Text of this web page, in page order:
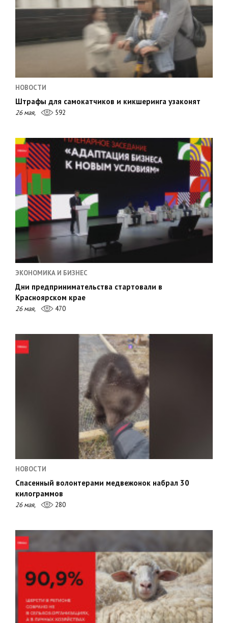
НОВОСТИ
Штрафы для самокатчиков и кикшеринга узаконят
26 мая, 592
ЭКОНОМИКА И БИЗНЕС
Дни предпринимательства стартовали в
Красноярском крае
26 мая, 470
НОВОСТИ
Спасенный волонтерами медвежонок набрал 30
килограммов
26 мая, 280